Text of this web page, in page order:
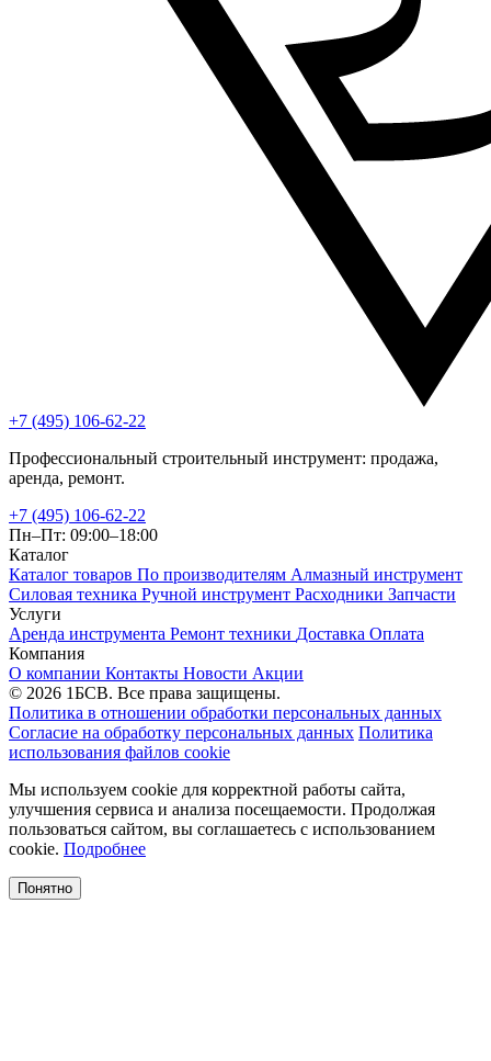
+7 (495) 106-62-22
Профессиональный строительный инструмент: продажа,
аренда, ремонт.
+7 (495) 106-62-22
Пн–Пт: 09:00–18:00
Каталог
Каталог товаров По производителям Алмазный инструмент
Силовая техника Ручной инструмент Расходники Запчасти
Услуги
Аренда инструмента Ремонт техники Доставка Оплата
Компания
О компании Контакты Новости Акции
© 2026 1БСВ. Все права защищены.
Политика в отношении обработки персональных данных
Согласие на обработку персональных данных Политика
использования файлов cookie
Мы используем cookie для корректной работы сайта,
улучшения сервиса и анализа посещаемости. Продолжая
пользоваться сайтом, вы соглашаетесь с использованием
cookie. Подробнее
Понятно